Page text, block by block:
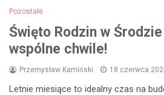
Pozostałe
Święto Rodzin w
wspólne chwile!
Przemysław Kamiński 18 czerwca
Letnie miesiące to idealny czas na